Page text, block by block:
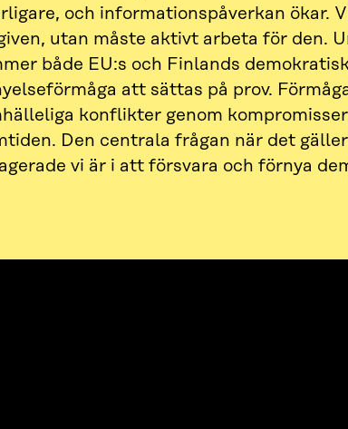
och informationspåverkan ökar.
utan måste aktivt arbeta för den.
både EU:s och Finlands
att sättas på prov.
konflikter genom
Den centrala frågan när det
vi är i att försvara och förnya